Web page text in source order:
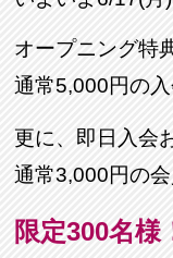
オープニング特
通常5,000円の
更に、即日入会
通常3,000円の
限定300名様